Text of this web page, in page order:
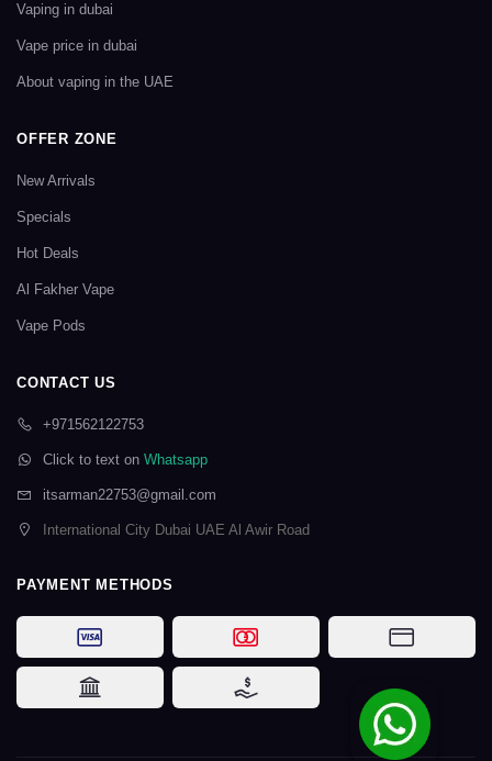
Vaping in dubai
Vape price in dubai
About vaping in the UAE
OFFER ZONE
New Arrivals
Specials
Hot Deals
Al Fakher Vape
Vape Pods
CONTACT US
+971562122753
Click to text on Whatsapp
itsarman22753@gmail.com
International City Dubai UAE Al Awir Road
PAYMENT METHODS
Visa Mastercard Card
Bank Transfer Cash on Delivery